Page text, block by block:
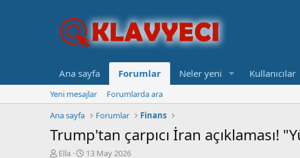
Ana sayfa Forumlar Neler yeni Kullanıcılar
Yeni mesajlar
Forumlarda ara
Ana sayfa
Forumlar Finans
Trump'tan çarpıcı İran açıklaması!
K
Ella
B13 May 2026